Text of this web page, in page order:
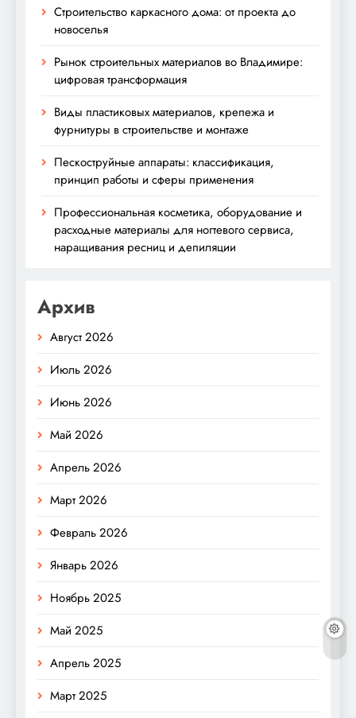
Строительство каркасного дома: от проекта до
новоселья
Рынок строительных материалов во Владимире:
цифровая трансформация
Виды пластиковых материалов, крепежа и
фурнитуры в строительстве и монтаже
Пескоструйные аппараты: классификация,
принцип работы и сферы применения
Профессиональная косметика, оборудование и
расходные материалы для ногтевого сервиса,
наращивания ресниц и депиляции
Архив
Август 2026
Июль 2026
Июнь 2026
Май 2026
Апрель 2026
Март 2026
Февраль 2026
Январь 2026
Ноябрь 2025
Май 2025
Апрель 2025
Март 2025